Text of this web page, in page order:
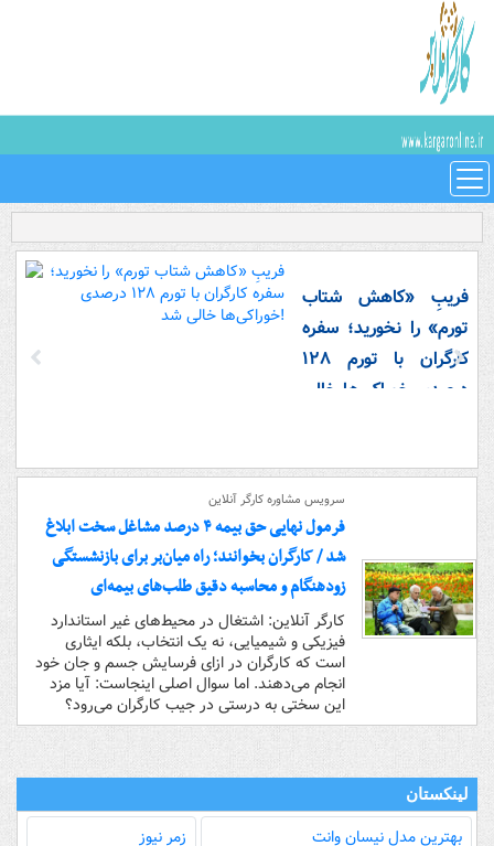
فریبِ «کاهش شتاب
تورم» را نخورید؛ سفره
کارگران با تورم ۱۲۸
درصدی خوراکی‌ها خالی
سرویس مشاوره کارگر آنلاین
فرمول نهایی حق بیمه ۴ درصد مشاغل سخت ابلاغ
شد / کارگران بخوانند؛ راه میان‌بر برای بازنشستگی
زودهنگام و محاسبه دقیق طلب‌های بیمه‌ای
کارگر آنلاین: اشتغال در محیط‌های غیر استاندارد
فیزیکی و شیمیایی، نه یک انتخاب، بلکه ایثاری
است که کارگران در ازای فرسایش جسم و جان خود
انجام می‌دهند. اما سوال اصلی اینجاست: آیا مزد
این سختی به درستی در جیب کارگران می‌رود؟
لینکستان
بهترین مدل‌ نیسان وانت زمر نیوز